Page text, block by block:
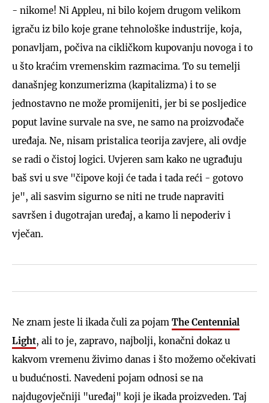
- nikome! Ni Appleu, ni bilo kojem drugom velikom
igraču iz bilo koje grane tehnološke industrije, koja,
ponavljam, počiva na cikličkom kupovanju novoga i to
u što kraćim vremenskim razmacima. To su temelji
današnjeg konzumerizma (kapitalizma) i to se
jednostavno ne može promijeniti, jer bi se posljedice
poput lavine survale na sve, ne samo na proizvođače
uređaja. Ne, nisam pristalica teorija zavjere, ali ovdje
se radi o čistoj logici. Uvjeren sam kako ne ugrađuju
baš svi u sve "čipove koji će tada i tada reći - gotovo
je", ali sasvim sigurno se niti ne trude napraviti
savršen i dugotrajan uređaj, a kamo li nepoderiv i
vječan.
Ne znam jeste li ikada čuli za pojam The Centennial
Light, ali to je, zapravo, najbolji, konačni dokaz u
kakvom vremenu živimo danas i što možemo očekivati
u budućnosti. Navedeni pojam odnosi se na
najdugovječniji "uređaj" koji je ikada proizveden. Taj